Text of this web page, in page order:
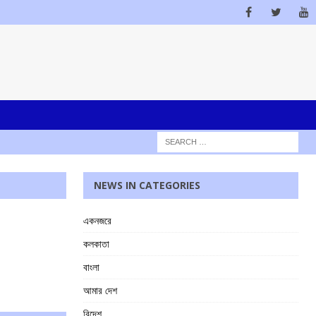
NEWS IN CATEGORIES
একনজরে
কলকাতা
বাংলা
আমার দেশ